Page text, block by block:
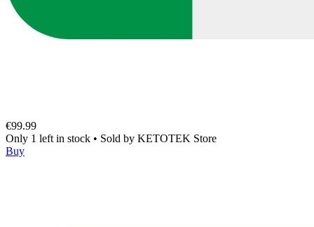
€99.99
Only 1 left in stock • Sold by KETOTEK Store
Buy